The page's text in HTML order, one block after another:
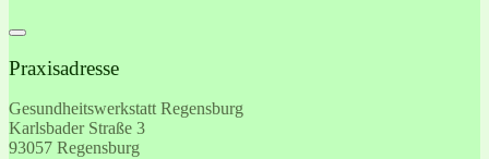
Praxisadresse
Gesundheitswerkstatt Regensburg
Karlsbader Straße 3
93057 Regensburg